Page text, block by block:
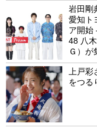
岩田剛
愛知ト
ア開始
48 八
Ｇ）
上戸
をつる